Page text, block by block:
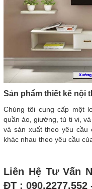
Sản phẩm thiết kế nội
Chúng tôi cung cấp một
quần áo, giường, tủ ti vi,
và sản xuất theo yêu
khác nhau theo yêu cầu
Liên Hệ Tư Vấn
ĐT : 090.2277.552